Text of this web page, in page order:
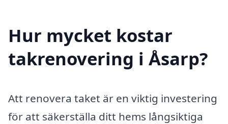
Hur mycket kostar
takrenovering i Åsarp?
Att renovera taket är en viktig investering
för att säkerställa ditt hems långsiktiga